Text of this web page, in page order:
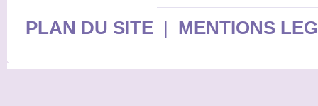
PLAN DU SITE| MENTIONS